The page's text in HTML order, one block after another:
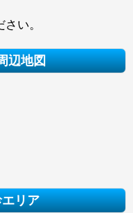
い。
辺地図
リア